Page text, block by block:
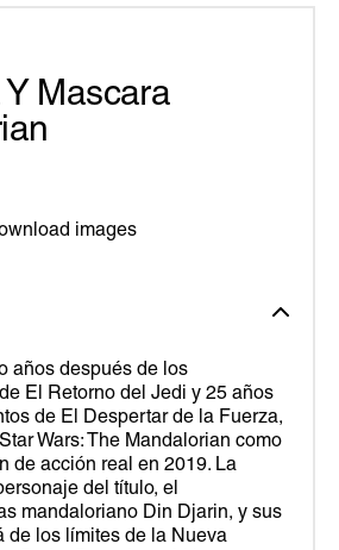
Mascara
images
años después de los
El Retorno del Jedi y 25 años
de El Despertar de la Fuerza,
Wars: The Mandalorian como
de acción real en 2019. La
del título, el
mandaloriano Din Djarin, y sus
de los límites de la Nueva